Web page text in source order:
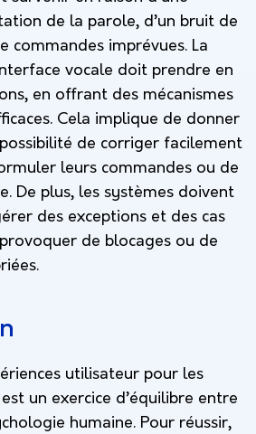
de la parole, d’un bruit de
commandes imprévues. La
vocale doit prendre en
en offrant des mécanismes
Cela implique de donner
de corriger facilement
leurs commandes ou de
De plus, les systèmes doivent
des exceptions et des cas
de blocages ou de
utilisateur pour les
un exercice d’équilibre entre
humaine. Pour réussir,